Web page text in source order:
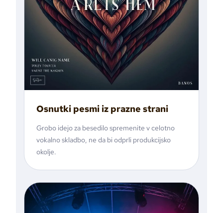
Osnutki pesmi iz prazne strani
Grobo idejo za besedilo spremenite v celotno
vokalno skladbo, ne da bi odprli produkcijsko
okolje.